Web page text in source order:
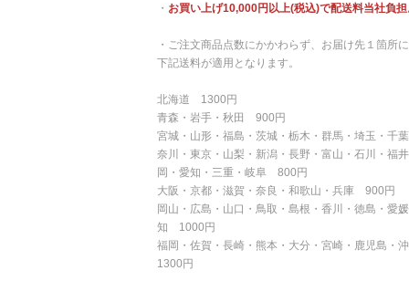
・ お買い上げ10,000円以上(税込)で配送料当社負担
・ご注文商品点数にかかわらず、お届け先１箇所
下記送料が適用となります。
北海道 1300円
青森・岩手・秋田 900円
宮城・山形・福島・茨城・栃木・群馬・埼玉・千
奈川・東京・山梨・新潟・長野・富山・石川・福
岡・愛知・三重・岐阜 800円
大阪・京都・滋賀・奈良・和歌山・兵庫 900円
岡山・広島・山口・鳥取・島根・香川・徳島・愛
知 1000円
福岡・佐賀・長崎・熊本・大分・宮崎・鹿児島・
1300円